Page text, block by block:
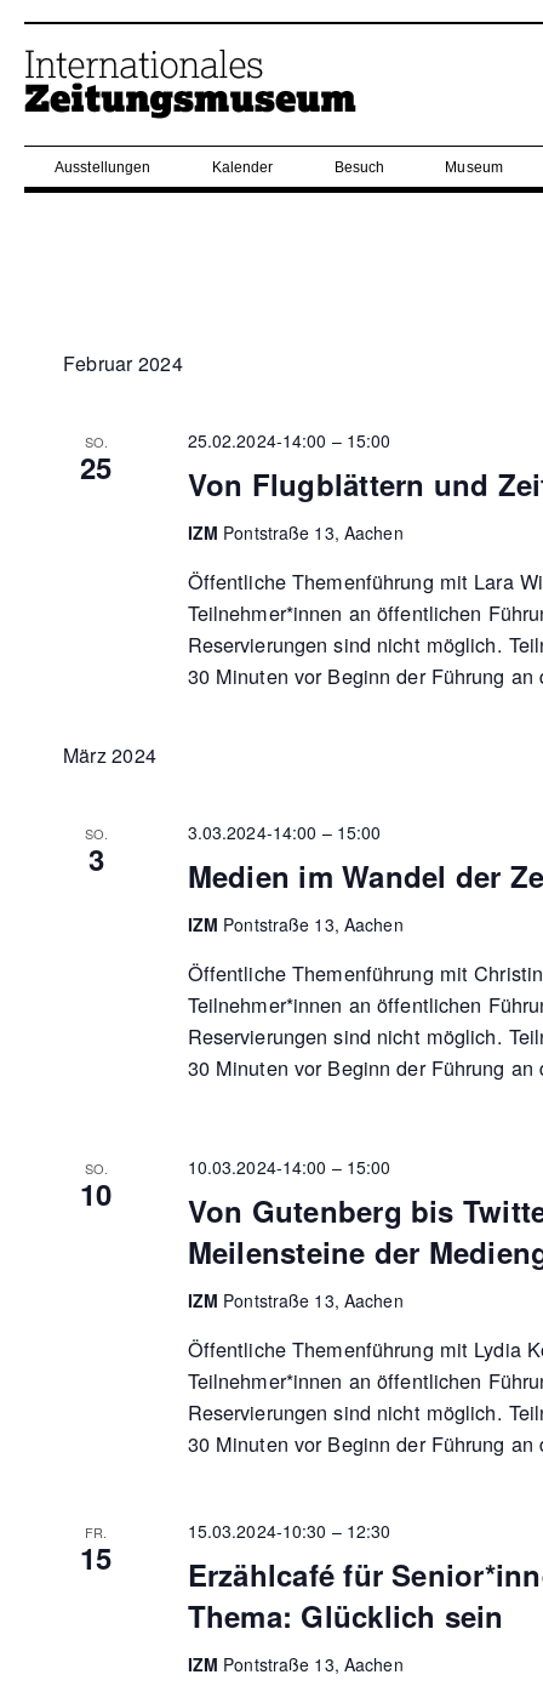
Ausstellungen Kalender Besuch Museum
Februar 2024
SO.
25 Von Flugblättern und
25.02.2024-14:00 – 15:00
IZM Pontstraße 13, Aachen
Öffentliche Themenführung mit Lara
Teilnehmer*innen an öffentlichen
Reservierungen sind nicht möglich.
30 Minuten vor Beginn der Führung
März 2024
SO.
3 Medien im Wandel der
3.03.2024-14:00 – 15:00
IZM Pontstraße 13, Aachen
Öffentliche Themenführung mit
Teilnehmer*innen an öffentlichen
Reservierungen sind nicht möglich.
30 Minuten vor Beginn der Führung
SO.
10
Von Gutenberg bis
Meilensteine der
10.03.2024-14:00 – 15:00
IZM Pontstraße 13, Aachen
Öffentliche Themenführung mit Lydia
Teilnehmer*innen an öffentlichen
Reservierungen sind nicht möglich.
30 Minuten vor Beginn der Führung
FR.
15
Erzählcafé für
Thema: Glücklich sein
15.03.2024-10:30 – 12:30
IZM Pontstraße 13, Aachen